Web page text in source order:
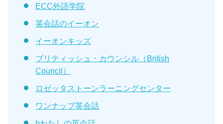
ECC外語学院
英会話のイーオン
イーオンキッズ
ブリティッシュ・カウンシル（British
Council）
ロゼッタストーンラーニングセンター
ワンナップ英会話